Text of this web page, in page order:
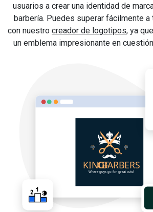
usuarios a crear una identidad de
barbería. Puedes superar fácilmente
con nuestro creador de logotipos, ya
un emblema impresionante en